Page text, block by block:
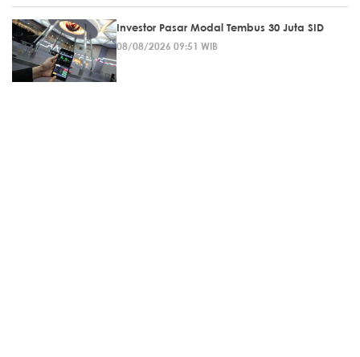
Investor Pasar Modal Tembus 30 Juta SID
08/08/2026 09:51 WIB